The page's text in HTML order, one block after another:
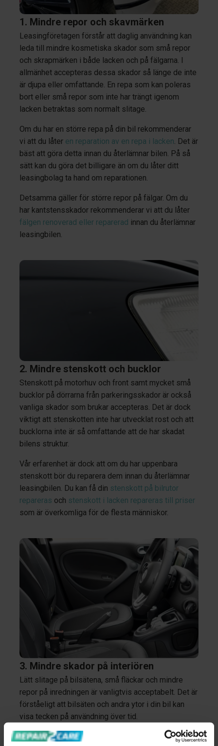
1. Mindre repor och skavmärken
Leasingföretagen förstår att daglig användning kan
leda till mindre kosmetiska skador som små repor
och skrapmärken i både lacken och på fälgarna. I
allmänhet accepteras dessa skador så länge de inte
är djupa eller omfattande. En repa som kan poleras
bort eller små repor som inte har trängt igenom
lacken betraktas som normalt slitage.
Om du har en större repa på din bil rekommenderar
vi att du låter en reparation av en repa i lacken. Det är
bäst att göra detta innan du återlämnar bilen. På så
sätt kan du göra det billigare än om du låter ditt
leasingbolag ta hand om reparationen.
Detsamma gäller för större repor på fälgar. Om du
har kantstensskador rekommenderar vi att du låter
fälgen renoverad eller reparerad innan du återlämnar
leasingbilen.
2. Mindre stenskott och bucklor
Stenskott på motorhuv och front samt mycket små
bucklor på dörrarna från parkeringsskador är också
vanliga skador som brukar accepteras. Det är dock
viktigt att stenskotten inte har utvecklat rost och att
bucklorna inte är så omfattande att de har skadat
bilens struktur.
Vår erfarenhet är dock att om du har uppenbara
stenskott bör du reparera dem innan du återlämnar
leasingbilen. Du kan få din stenskott på bilrutor
repareras och stenskott i lacken repareras till priser
som är överkomliga för de flesta människor.
3. Mindre skador på interiören
Lätt slitage på bilsätena, små fläckar och mindre
repor på inredningen är vanligtvis acceptabelt. Det är
förståeligt att bilsäten och andra ytor i din bil kan
visa tecken på användning över tid.
Större repor, hål, stora fläckar eller missfärgningar är